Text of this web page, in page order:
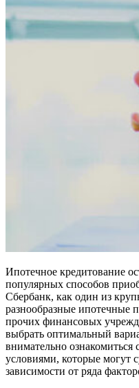
Ипотечное кредитование
популярных способов
Сбербанк, как один из
разнообразные ипотечные
прочих финансовых
выбрать оптимальный
внимательно
условиями, которые могут
зависимости от ряда